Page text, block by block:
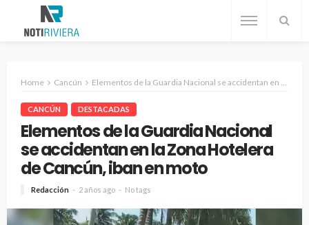
Home Cancún Elementos de la Guardia Nacional se accidentan en la Zona Hotelera de Cancún, iban en moto
CANCÚN DESTACADAS
Elementos de la Guardia Nacional
se accidentan en la Zona Hotelera
de Cancún, iban en moto
Redacción 2 años ago No tags